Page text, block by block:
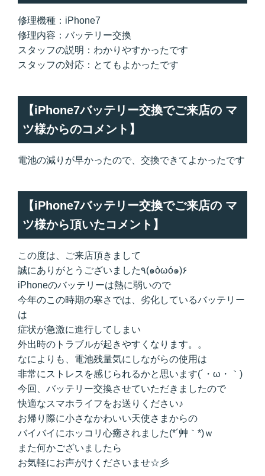
修理機種：iPhone7
修理内容：バッテリー交換
スタッフの説明：わかりやすかったです
スタッフの対応：とてもよかったです
【iPhone7バッテリー交換でご来店の マ
ツ様からのコメント】
電池の減りが早かったので、交換できてよかったです
【iPhone7バッテリー交換でご来店の マ
ツ様から頂いたコメント】
この度は、ご来店頂きまして
誠にありがとうございました٩(๑òωó๑)۶
iPhoneのバッテリーは熱に弱いので
今年のこの時期の寒さでは、劣化しているバッテリー
は
症状が急激に進行してしまい
外出時のトラブルが起きやすくなります。。
なによりも、電池残量気にしながらの使用は
非常にストレスを感じられるかと思います(´・ω・｀)
今回、バッテリー交換させていただきましたので
快適なスマホライフをお送りください♪
お帰り際に小さなかわいい天使さまからの
バイバイにホッコリ心癒されました(*´艸｀*)ｗ
また何かございましたら
お気軽にお声がけくださいませ☆彡